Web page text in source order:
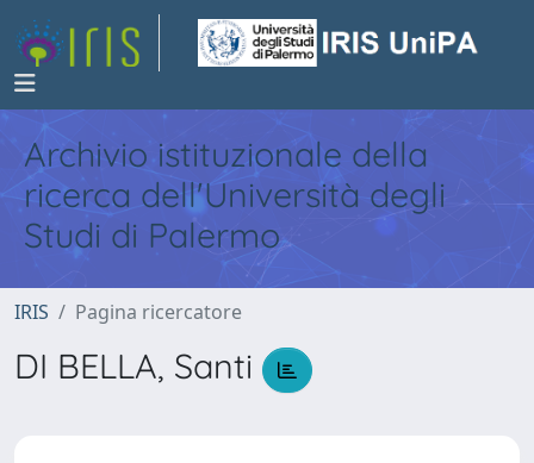
Archivio istituzionale della
ricerca dell'Università degli
Studi di Palermo
IRIS Pagina ricercatore
DI BELLA, Santi